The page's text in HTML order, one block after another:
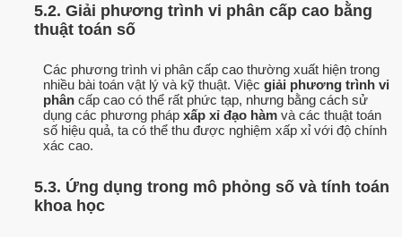
5.2. Giải phương trình vi phân cấp cao bằng
thuật toán số
Các phương trình vi phân cấp cao thường xuất hiện trong
nhiều bài toán vật lý và kỹ thuật. Việc giải phương trình vi
phân cấp cao có thể rất phức tạp, nhưng bằng cách sử
dụng các phương pháp xấp xỉ đạo hàm và các thuật toán
số hiệu quả, ta có thể thu được nghiệm xấp xỉ với độ chính
xác cao.
5.3. Ứng dụng trong mô phỏng số và tính toán
khoa học